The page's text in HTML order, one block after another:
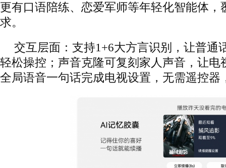
更有口语陪练、恋爱军师等年轻化智能体，
求。
交互层面：支持1+6大方言识别，让普通
轻松操控；声音克隆可复刻家人声音，让电
全局语音一句话完成电视设置，无需遥控器